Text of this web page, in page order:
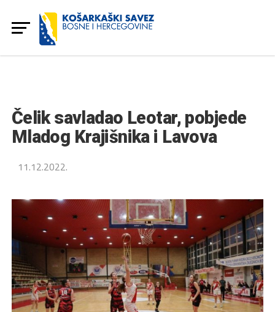
Čelik savladao Leotar, pobjede
Mladog Krajišnika i Lavova
11.12.2022.